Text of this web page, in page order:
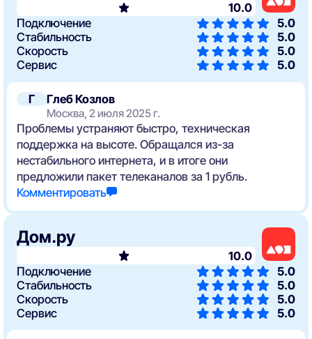
Г Глеб Козлов
Москва, 2 июля 2025 г.
Проблемы устраняют быстро, техническая
поддержка на высоте. Обращался из-за
нестабильного интернета, и в итоге они
предложили пакет телеканалов за 1 рубль.
Комментировать
10.0
Подключение
5.0
Стабильность
5.0
Скорость
5.0
Сервис
5.0
Дом.ру
10.0
Подключение
5.0
Стабильность
5.0
Скорость
5.0
Сервис
5.0